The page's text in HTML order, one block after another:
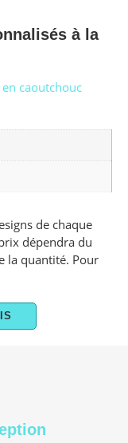
à la
caoutchouc
de chaque
dépendra du
la quantité. Pour